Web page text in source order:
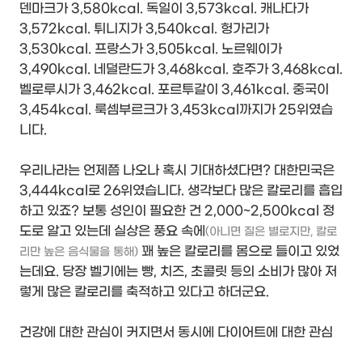
덴마크가 3,580kcal. 독일이 3,573kcal. 캐나다가
3,572kcal. 튀니지가 3,540kcal. 헝가리가
3,530kcal. 프랑스가 3,505kcal. 노르웨이가
3,490kcal. 네덜란드가 3,468kcal. 호주가 3,468kcal.
벨로루시가 3,462kcal. 포르투갈이 3,461kcal. 중국이
3,454kcal. 룩셈부르크가 3,453kcal까지가 25위였습
니다.
우리나라는 언제쯤 나오나 혹시 기대하셨다면? 대한민국은
3,444kcal로 26위였습니다. 생각보다 많은 칼로리를 흡입
하고 있죠? 보통 성인이 필요한 건 2,000~2,500kcal 정
도로 알고 있는데 실상은 풍요 속에 (아니면 질은 별로지만, 칼로
리만 높은 음식물을 통해) 꽤 높은 칼로리를 몸으로 들이고 있었
는데요. 당장 벨기에는 빵, 치즈, 초콜릿 등의 소비가 많아 저
렇게 많은 칼로리를 축적하고 있다고 하더군요.
건강에 대한 관심이 커지면서 동시에 다이어트에 대한 관심